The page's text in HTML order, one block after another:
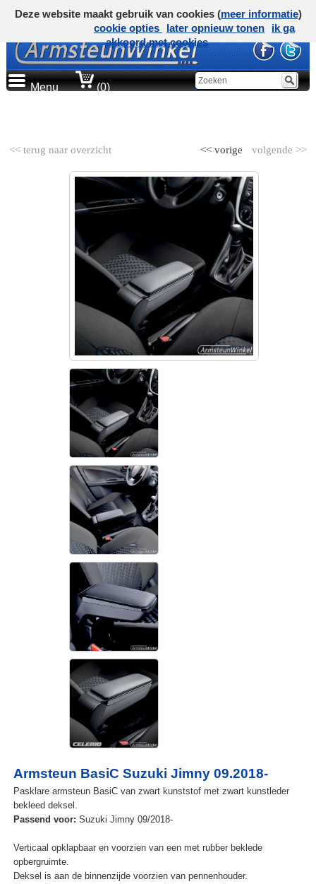
Menu (0)
<< terug naar overzicht volgende >>
<< vorige
Armsteun BasiC Suzuki Jimny 09.2018-
Pasklare armsteun BasiC van zwart kunststof met zwart kunstleder
bekleed deksel.
Passend voor: Suzuki Jimny 09/2018-
Verticaal opklapbaar en voorzien van een met rubber beklede
opbergruimte.
Deksel is aan de binnenzijde voorzien van pennenhouder.
Deze website maakt gebruik van cookies (meer informatie)
cookie opties
later opnieuw tonen
ik ga
akkoord met cookies